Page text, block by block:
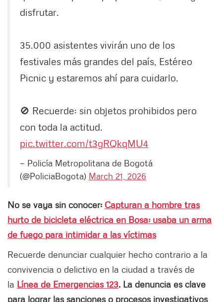
disfrutar.
35.000 asistentes vivirán uno de los
festivales más grandes del país, Estéreo
Picnic y estaremos ahí para cuidarlo.
🚫 Recuerde: sin objetos prohibidos pero
con toda la actitud.
pic.twitter.com/t3gRQkqMU4
— Policía Metropolitana de Bogotá
(@PoliciaBogota) March 21, 2026
No se vaya sin conocer: Capturan a hombre tras
hurto de bicicleta eléctrica en Bosa: usaba un arma
de fuego para intimidar a las víctimas
Recuerde denunciar cualquier hecho contrario a la
convivencia o delictivo en la ciudad a través de
la Línea de Emergencias 123. La denuncia es clave
para lograr las sanciones o procesos investigativos